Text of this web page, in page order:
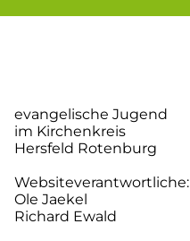
evangelische Jugend
im Kirchenkreis
Hersfeld Rotenburg
Websiteverantwortliche:
Ole Jaekel
Richard Ewald